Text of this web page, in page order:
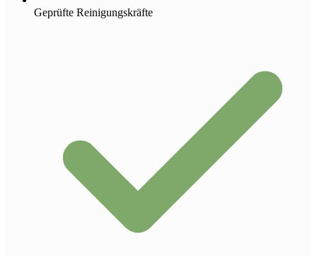
Geprüfte Reinigungskräfte